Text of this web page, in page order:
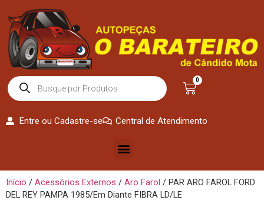
0
Entre ou Cadastre-se Central de Atendimento
Início / Acessórios Externos / Aro Farol / PAR ARO FAROL FORD
DEL REY PAMPA 1985/Em Diante FIBRA LD/LE